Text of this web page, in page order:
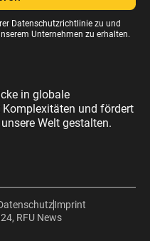
Datenschutzrichtliniezu und
Unternehmen zu erhalten.
in globale
und fördert
Welt gestalten.
RFU News
Imprint